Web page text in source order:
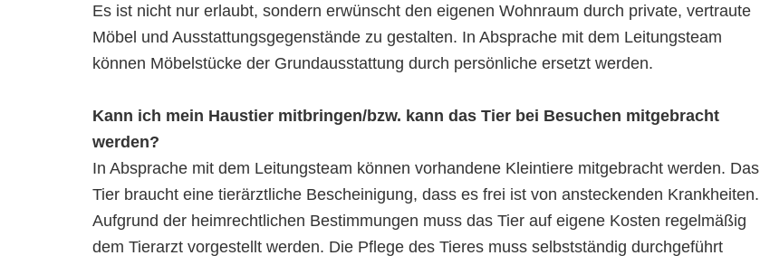
Es ist nicht nur erlaubt, sondern erwünscht den eigenen Wohnraum durch private, vertraute
Möbel und Ausstattungsgegenstände zu gestalten. In Absprache mit dem Leitungsteam
können Möbelstücke der Grundausstattung durch persönliche ersetzt werden.
Kann ich mein Haustier mitbringen/bzw. kann das Tier bei Besuchen mitgebracht
werden?
In Absprache mit dem Leitungsteam können vorhandene Kleintiere mitgebracht werden. Das
Tier braucht eine tierärztliche Bescheinigung, dass es frei ist von ansteckenden Krankheiten.
Aufgrund der heimrechtlichen Bestimmungen muss das Tier auf eigene Kosten regelmäßig
dem Tierarzt vorgestellt werden. Die Pflege des Tieres muss selbstständig durchgeführt